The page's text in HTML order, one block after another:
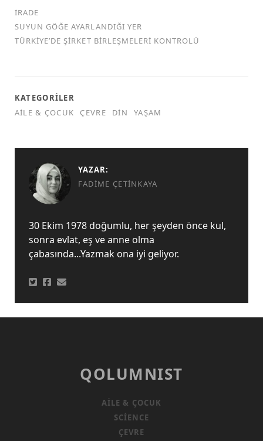
İRADE
SUYUN GÖĞE AYARLANDIĞI YER
TÜRKİYE’DE ŞİRKET BİRLEŞMELERİ KONTROLÜ
KATEGORILER
AILE & ÇOCUK
ÇEVRE DIN YAŞAM
YAZAR:
FADIME ÇETINKAYA
30 Ekim 1978 doğumlu, her şeyden önce kul,
sonra evlat, eş ve anne olma
çabasında...Yazmak ona iyi geliyor.
QOLUMNIST
AILE & ÇOCUK
SCIENCE
ÇEVRE